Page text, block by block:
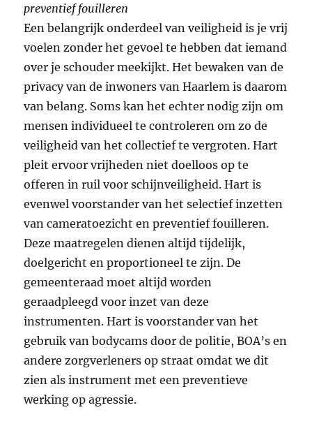
preventief fouilleren
Een belangrijk onderdeel van veiligheid is je vrij
voelen zonder het gevoel te hebben dat iemand
over je schouder meekijkt. Het bewaken van de
privacy van de inwoners van Haarlem is daarom
van belang. Soms kan het echter nodig zijn om
mensen individueel te controleren om zo de
veiligheid van het collectief te vergroten. Hart
pleit ervoor vrijheden niet doelloos op te
offeren in ruil voor schijnveiligheid. Hart is
evenwel voorstander van het selectief inzetten
van cameratoezicht en preventief fouilleren.
Deze maatregelen dienen altijd tijdelijk,
doelgericht en proportioneel te zijn. De
gemeenteraad moet altijd worden
geraadpleegd voor inzet van deze
instrumenten. Hart is voorstander van het
gebruik van bodycams door de politie, BOA’s en
andere zorgverleners op straat omdat we dit
zien als instrument met een preventieve
werking op agressie.